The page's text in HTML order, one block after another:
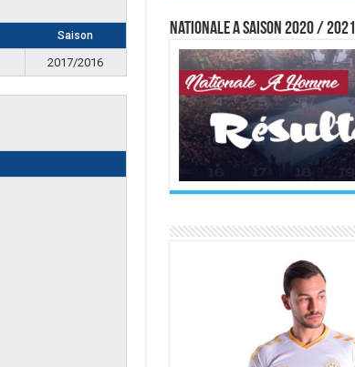
Saison
2017/2016
Nationale A saison 2020 / 2021